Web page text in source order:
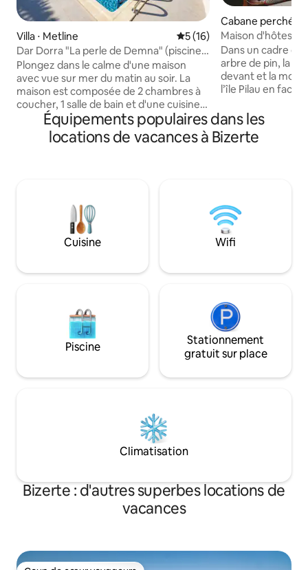
Villa ⋅ Metline Évaluation moyenne sur la
5 (16)
Dar Dorra "La perle de Demna" (piscine
privée)
Plongez dans le calme d'une maison
avec vue sur mer du matin au soir. La
maison est composée de 2 chambres à
coucher, 1 salle de bain et d'une cuisine
équipée. Une terrasse autour de la
piscine et un jardin qui fait le tour de la
maison. Sur le toit, il y a également un
disposition. Merci de respecter notre
voisinage. Les evénements sont
Cabane perchée ⋅
Maison d'hôtes
Dans un cadre de
arbre de pin, la
devant et la
l’île Pilau en face
cabane est la
l’on est et ce que
construite avec
terrasse, cuisine
Équipements populaires dans les
locations de vacances à Bizerte
Cuisine Wifi
Piscine
Stationnement
gratuit sur place
Climatisation
Bizerte : d'autres superbes locations de
vacances